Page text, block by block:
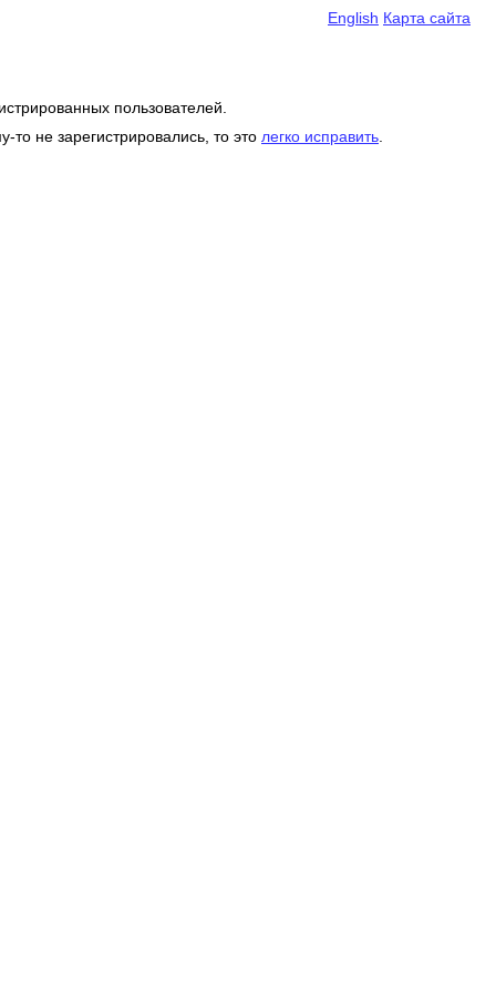
English Карта сайта
пользователей.
не зарегистрировались, то это легко исправить